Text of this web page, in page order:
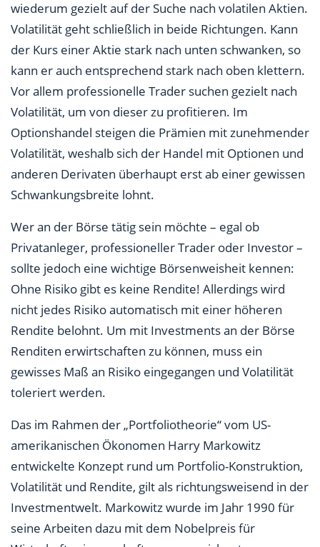
wiederum gezielt auf der Suche nach volatilen Aktien.
Volatilität geht schließlich in beide Richtungen. Kann
der Kurs einer Aktie stark nach unten schwanken, so
kann er auch entsprechend stark nach oben klettern.
Vor allem professionelle Trader suchen gezielt nach
Volatilität, um von dieser zu profitieren. Im
Optionshandel steigen die Prämien mit zunehmender
Volatilität, weshalb sich der Handel mit Optionen und
anderen Derivaten überhaupt erst ab einer gewissen
Schwankungsbreite lohnt.
Wer an der Börse tätig sein möchte – egal ob
Privatanleger, professioneller Trader oder Investor –
sollte jedoch eine wichtige Börsenweisheit kennen:
Ohne Risiko gibt es keine Rendite! Allerdings wird
nicht jedes Risiko automatisch mit einer höheren
Rendite belohnt. Um mit Investments an der Börse
Renditen erwirtschaften zu können, muss ein
gewisses Maß an Risiko eingegangen und Volatilität
toleriert werden.
Das im Rahmen der „Portfoliotheorie“ vom US-
amerikanischen Ökonomen Harry Markowitz
entwickelte Konzept rund um Portfolio-Konstruktion,
Volatilität und Rendite, gilt als richtungsweisend in der
Investmentwelt. Markowitz wurde im Jahr 1990 für
seine Arbeiten dazu mit dem Nobelpreis für